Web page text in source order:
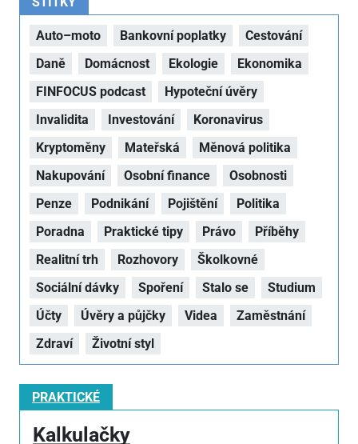
Auto–moto Bankovní poplatky
Cestování
Daně
Domácnost Ekologie
Ekonomika
FINFOCUS podcast
Hypoteční úvěry
Invalidita
Investování
Koronavirus
Kryptoměny
Mateřská
Měnová politika
Nakupování
Osobní finance
Osobnosti
Penze
Podnikání Pojištění
Politika
Poradna
Praktické tipy Právo
Příběhy
Realitní trh
Rozhovory
Školkovné
Sociální dávky
Spoření Stalo se
Studium
Účty
Úvěry a půjčky Videa
Zaměstnání
Zdraví
Životní styl
PRAKTICKÉ
Kalkulačky